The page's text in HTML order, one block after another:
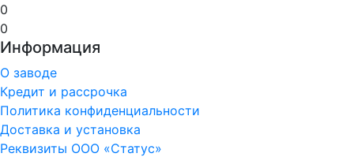
0
0
Информация
О заводе
Кредит и рассрочка
Политика конфиденциальности
Доставка и установка
Реквизиты ООО «Статус»